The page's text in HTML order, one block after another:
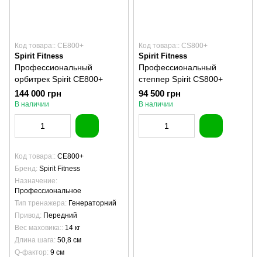
Код товара:: CE800+
Spirit Fitness
Профессиональный
орбитрек Spirit CE800+
144 000 грн
В наличии
Код товара: CE800+
Бренд Spirit Fitness
Назначение
Профессиональное
Тип тренажера Генераторний
Привод Передний
Вес маховика: 14 кг
Длина шага 50,8 см
Q-фактор 9 см
Код товара:: CS800+
Spirit Fitness
Профессиональный
степпер Spirit CS800+
94 500 грн
В наличии